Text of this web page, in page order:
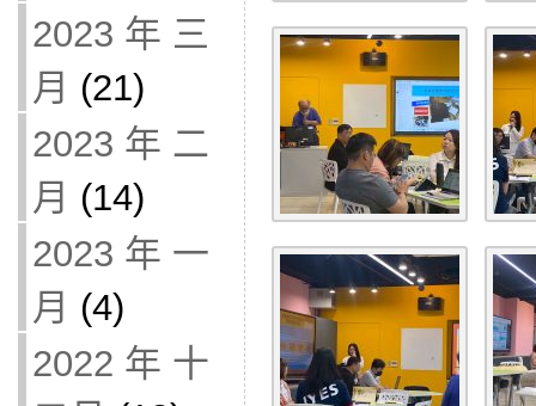
2023 年 三
月 (21)
2023 年 二
月 (14)
2023 年 一
月 (4)
2022 年 十